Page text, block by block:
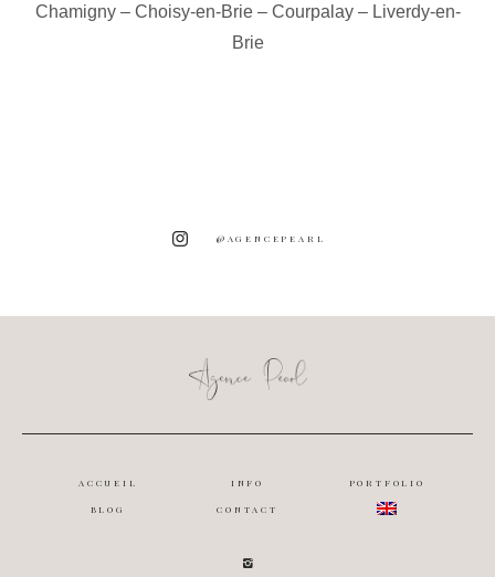
Chamigny– Choisy-en-Brie– Courpalay– Liverdy-en-
Brie
@AGENCEPEARL
ACCUEIL INFO PORTFOLIO
BLOG CONTACT